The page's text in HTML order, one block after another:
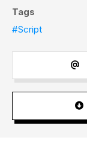
Tags
#Script